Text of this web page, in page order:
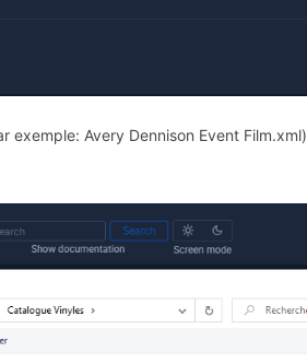
Avery Dennison Event Film.xml)